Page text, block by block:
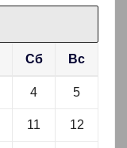
Сб Вс
4 5
11 12